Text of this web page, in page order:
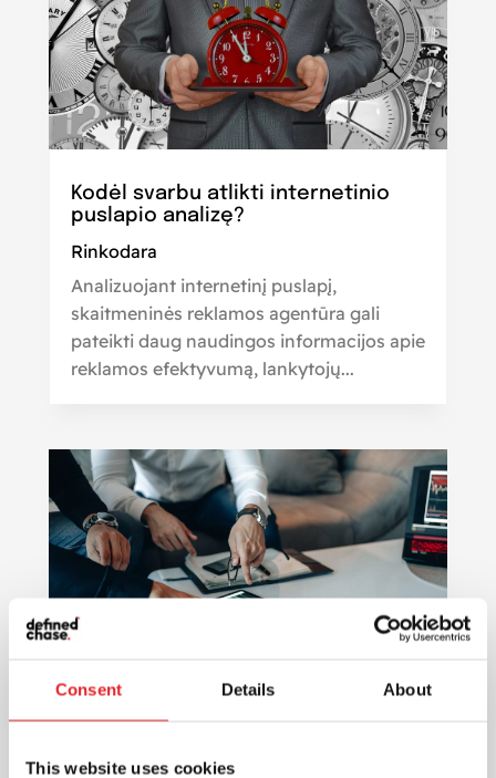
Consent Details About
This website uses cookies
Kodėl svarbu atlikti internetinio
puslapio analizę?
Rinkodara
Analizuojant internetinį puslapį,
skaitmeninės reklamos agentūra gali
pateikti daug naudingos informacijos apie
reklamos efektyvumą, lankytojų...
Skaitmeninė rinkodara: efektyvus
vartotojus ir sukurti ilgalaikius